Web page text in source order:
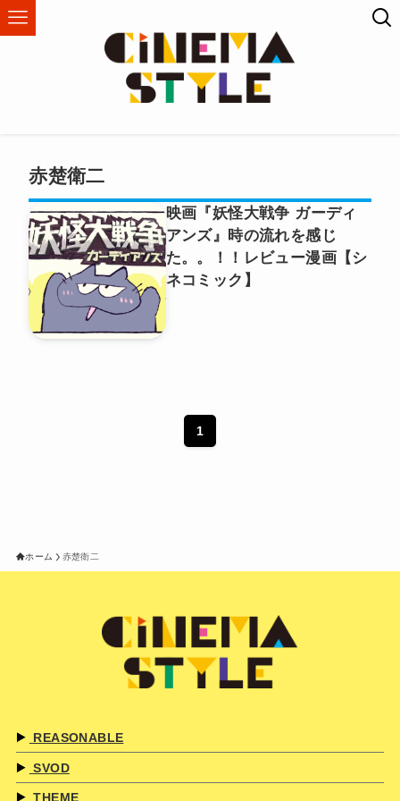
赤楚衛二
映画『妖怪大戦争 ガーディ
アンズ』時の流れを感じ
た。。！！レビュー漫画【シ
ネコミック】
1
ホーム 赤楚衛二
REASONABLE
SVOD
THEME